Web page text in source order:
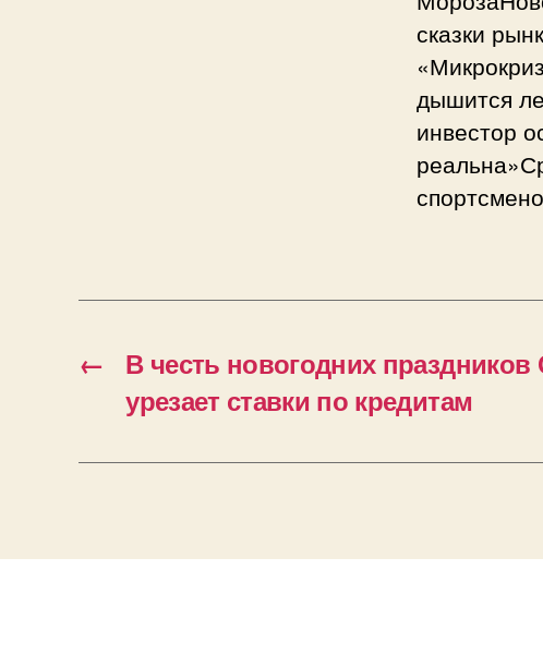
сказки
дышится
инвестор
←
В честь новогодних праздников
урезает ставки по кредитам